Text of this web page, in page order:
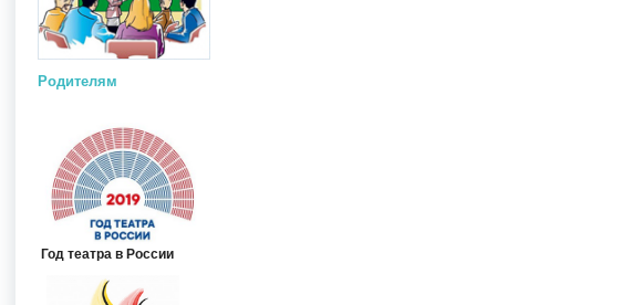
Родителям
Год театра в России